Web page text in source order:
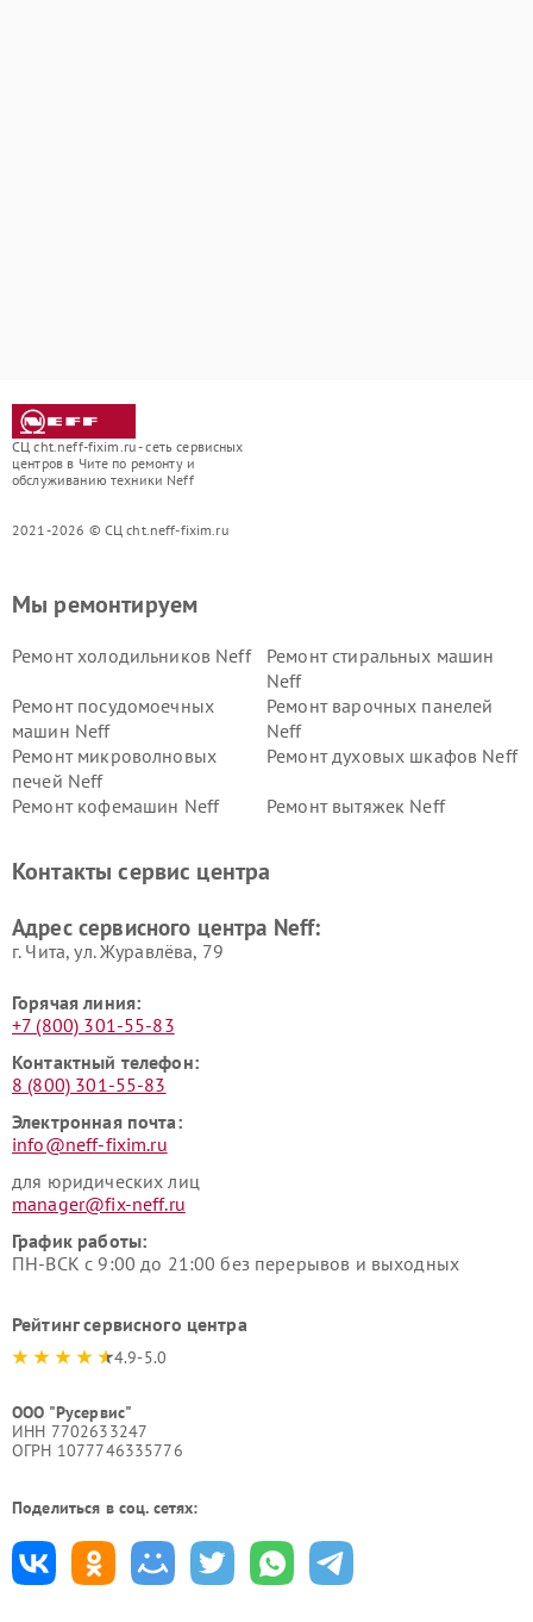
СЦ cht.neff-fixim.ru - сеть сервисных
центров в Чите по ремонту и
обслуживанию техники Neff
2021-2026 © СЦ cht.neff-fixim.ru
Мы ремонтируем
Ремонт холодильников Neff
Ремонт стиральных машин
Neff
Ремонт посудомоечных
машин Neff
Ремонт варочных панелей
Neff
Ремонт микроволновых
печей Neff
Ремонт духовых шкафов Neff
Ремонт кофемашин Neff Ремонт вытяжек Neff
Контакты сервис центра
Адрес сервисного центра Neff:
г. Чита, ул. Журавлёва, 79
Горячая линия:
+7 (800) 301-55-83
Контактный телефон:
8 (800) 301-55-83
Электронная почта:
info@neff-fixim.ru
для юридических лиц
manager@fix-neff.ru
График работы:
ПН-ВСК с 9:00 до 21:00 без перерывов и выходных
Рейтинг сервисного центра
4.9-5.0
ООО "Русервис"
ИНН 7702633247
ОГРН 1077746335776
Поделиться в соц. сетях: